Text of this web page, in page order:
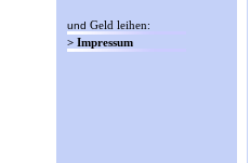
und Geld leihen:
> Impressum